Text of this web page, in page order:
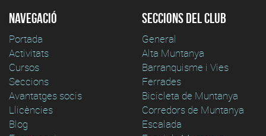
Navegació
Portada
Activitats
Cursos
Seccions
Avantatges socis
Llicències
Blog
Seccions del club
General
Alta Muntanya
Barranquisme i Vies
Ferrades
Bicicleta de Muntanya
Corredors de Muntanya
Escalada